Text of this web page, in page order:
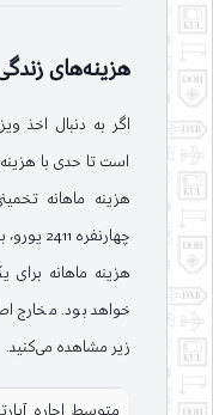
هزینه‌های
اگر به دنبال اخذ
است تا حدی با
هزینه ماهانه
خواهد بود. مخارج
زیر مشاهده می‌کنید.